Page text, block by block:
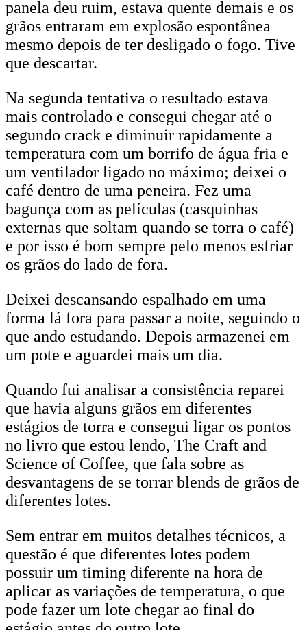
panela deu ruim, estava quente demais e os
grãos entraram em explosão espontânea
mesmo depois de ter desligado o fogo. Tive
que descartar.
Na segunda tentativa o resultado estava
mais controlado e consegui chegar até o
segundo crack e diminuir rapidamente a
temperatura com um borrifo de água fria e
um ventilador ligado no máximo; deixei o
café dentro de uma peneira. Fez uma
bagunça com as películas (casquinhas
externas que soltam quando se torra o café)
e por isso é bom sempre pelo menos esfriar
os grãos do lado de fora.
Deixei descansando espalhado em uma
forma lá fora para passar a noite, seguindo o
que ando estudando. Depois armazenei em
um pote e aguardei mais um dia.
Quando fui analisar a consistência reparei
que havia alguns grãos em diferentes
estágios de torra e consegui ligar os pontos
no livro que estou lendo, The Craft and
Science of Coffee, que fala sobre as
desvantagens de se torrar blends de grãos de
diferentes lotes.
Sem entrar em muitos detalhes técnicos, a
questão é que diferentes lotes podem
possuir um timing diferente na hora de
aplicar as variações de temperatura, o que
pode fazer um lote chegar ao final do